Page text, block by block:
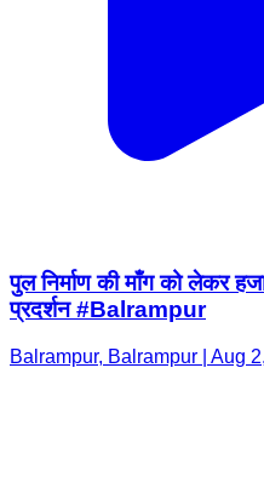
पुल निर्माण की माँग को लेकर
प्रदर्शन #Balrampur
Balrampur, Balrampur | Aug